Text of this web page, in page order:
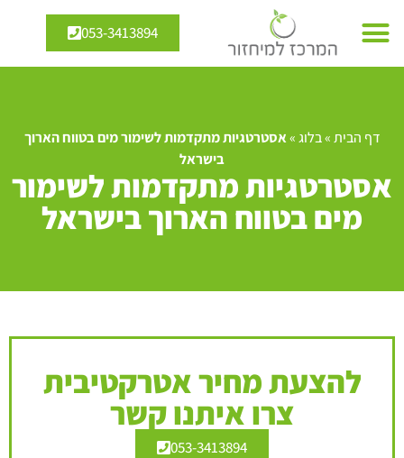
053-3413894
דף הבית»בלוג»אסטרטגיות מתקדמות לשימור מים בטווח הארוך
בישראל
אסטרטגיות מתקדמות לשימור
מים בטווח הארוך בישראל
להצעת מחיר אטרקטיבית
צרו איתנו קשר
053-3413894